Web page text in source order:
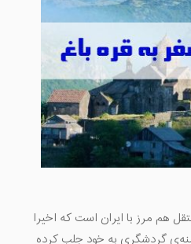
هم مرز با ایران است که اخیرا
گردشگری به خود جلب کرده